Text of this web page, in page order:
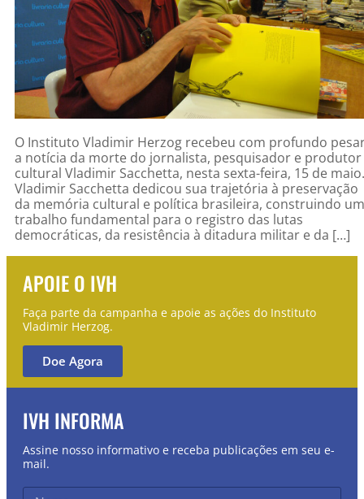
O Instituto Vladimir Herzog recebeu com profundo
a notícia da morte do jornalista, pesquisador e produtor
cultural Vladimir Sacchetta, nesta sexta-feira, 15 de maio.
Vladimir Sacchetta dedicou sua trajetória à preservação
da memória cultural e política brasileira, construindo um
trabalho fundamental para o registro das lutas
democráticas, da resistência à ditadura militar e da […]
APOIE O IVH
Faça parte da campanha e apoie as ações do Instituto
Vladimir Herzog.
Doe Agora
IVH INFORMA
Assine nosso informativo e receba publicações em seu e-
mail.